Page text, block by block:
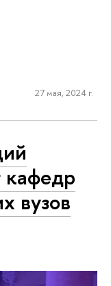
27 мая, 2024 г.
кафедр
вузов